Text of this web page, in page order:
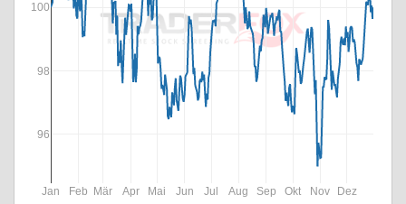
Jan Feb Mär Apr Mai Jun Jul Aug Sep Okt Nov Dez
96
98
100